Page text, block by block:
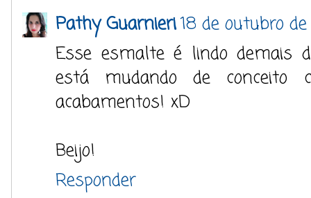
Pathy Guarnieri18 de outubro
Esse esmalte é lindo demais
está mudando de conceito
acabamentos! xD
Beijo!
Responder